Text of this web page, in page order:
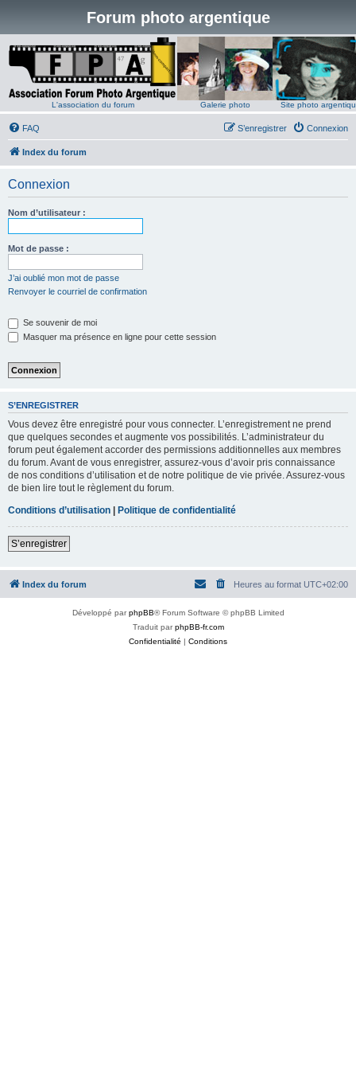
Forum photo argentique
L'association du forum Galerie photo Site photo
FAQ Connexion
S’enregistrer
Index du forum
Connexion
Nom d’utilisateur :
Mot de passe :
J’ai oublié mon mot de passe
Renvoyer le courriel de confirmation
Se souvenir de moi
Masquer ma présence en ligne pour cette session
S’ENREGISTRER
Vous devez être enregistré pour vous connecter. L’enregistrement ne prend
que quelques secondes et augmente vos possibilités. L’administrateur du
forum peut également accorder des permissions additionnelles aux membres
du forum. Avant de vous enregistrer, assurez-vous d’avoir pris connaissance
de nos conditions d’utilisation et de notre politique de vie privée. Assurez-vous
de bien lire tout le règlement du forum.
Conditions d’utilisation | Politique de confidentialité
S’enregistrer
Index du forum Heures au format UTC+02:00
Développé parphpBB® Forum Software © phpBB Limited
Traduit parphpBB-fr.com
Confidentialité | Conditions